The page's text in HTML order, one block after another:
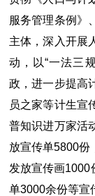
服务管理条例》
主体，深入开展
动，以“一法三
政，进一步提高
员之家等计生宣
普知识进万家活
放宣传单5800份
发放宣传画1000
单3000余份等宣